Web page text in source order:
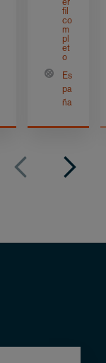
fil
co
m
pl
et
o
Es
pa
ña